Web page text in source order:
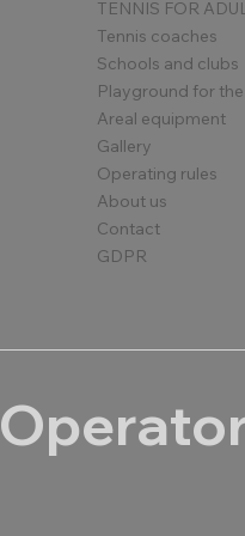
TENNIS FOR
Tennis coaches
Schools and clubs
Playground for
Areal equipment
Gallery
Operating rules
About us
Contact
GDPR